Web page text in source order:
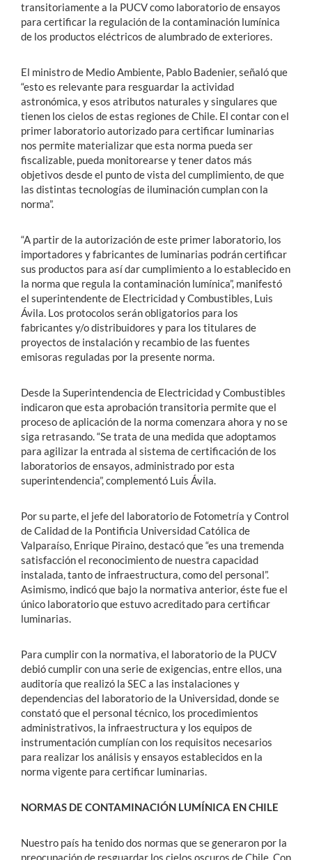
transitoriamente a la PUCV como laboratorio de ensayos
para certificar la regulación de la contaminación lumínica
de los productos eléctricos de alumbrado de exteriores.
El ministro de Medio Ambiente, Pablo Badenier, señaló que
“esto es relevante para resguardar la actividad
astronómica, y esos atributos naturales y singulares que
tienen los cielos de estas regiones de Chile. El contar con el
primer laboratorio autorizado para certificar luminarias
nos permite materializar que esta norma pueda ser
fiscalizable, pueda monitorearse y tener datos más
objetivos desde el punto de vista del cumplimiento, de que
las distintas tecnologías de iluminación cumplan con la
norma”.
“A partir de la autorización de este primer laboratorio, los
importadores y fabricantes de luminarias podrán certificar
sus productos para así dar cumplimiento a lo establecido en
la norma que regula la contaminación lumínica”, manifestó
el superintendente de Electricidad y Combustibles, Luis
Ávila. Los protocolos serán obligatorios para los
fabricantes y/o distribuidores y para los titulares de
proyectos de instalación y recambio de las fuentes
emisoras reguladas por la presente norma.
Desde la Superintendencia de Electricidad y Combustibles
indicaron que esta aprobación transitoria permite que el
proceso de aplicación de la norma comenzara ahora y no se
siga retrasando. “Se trata de una medida que adoptamos
para agilizar la entrada al sistema de certificación de los
laboratorios de ensayos, administrado por esta
superintendencia”, complementó Luis Ávila.
Por su parte, el jefe del laboratorio de Fotometría y Control
de Calidad de la Pontificia Universidad Católica de
Valparaíso, Enrique Piraino, destacó que “es una tremenda
satisfacción el reconocimiento de nuestra capacidad
instalada, tanto de infraestructura, como del personal”.
Asimismo, indicó que bajo la normativa anterior, éste fue el
único laboratorio que estuvo acreditado para certificar
luminarias.
Para cumplir con la normativa, el laboratorio de la PUCV
debió cumplir con una serie de exigencias, entre ellos, una
auditoría que realizó la SEC a las instalaciones y
dependencias del laboratorio de la Universidad, donde se
constató que el personal técnico, los procedimientos
administrativos, la infraestructura y los equipos de
instrumentación cumplían con los requisitos necesarios
para realizar los análisis y ensayos establecidos en la
norma vigente para certificar luminarias.
NORMAS DE CONTAMINACIÓN LUMÍNICA EN CHILE
Nuestro país ha tenido dos normas que se generaron por la
preocupación de resguardar los cielos oscuros de Chile. Con